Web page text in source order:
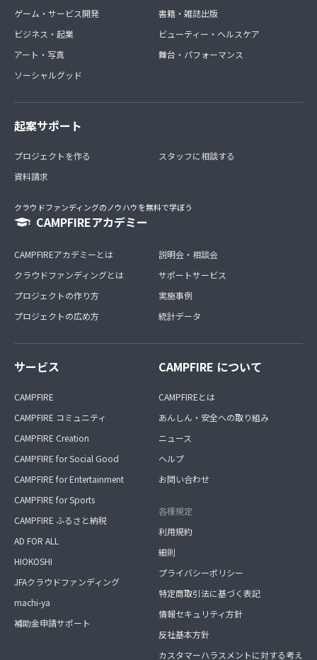
ゲーム・サービス開発
ビジネス・起業
アート・写真
ソーシャルグッド
書籍・雑誌出版
ビューティー・ヘルスケア
舞台・パフォーマンス
起案サポート
プロジェクトを作る
資料請求
スタッフに相談する
クラウドファンディングのノウハウを無料で学ぼう
CAMPFIREアカデミー
CAMPFIREアカデミーとは
クラウドファンディングとは
プロジェクトの作り方
プロジェクトの広め方
説明会・相談会
サポートサービス
実施事例
統計データ
サービス
CAMPFIRE
CAMPFIRE コミュニティ
CAMPFIRE Creation
CAMPFIRE for Social Good
CAMPFIRE for Entertainment
CAMPFIRE for Sports
CAMPFIRE ふるさと納税
AD FOR ALL
HIOKOSHI
JFAクラウドファンディング
machi-ya
補助金申請サポート
CAMPFIRE について
CAMPFIREとは
あんしん・安全への取り組み
ニュース
ヘルプ
お問い合わせ
各種規定
利用規約
細則
プライバシーポリシー
特定商取引法に基づく表記
情報セキュリティ方針
反社基本方針
カスタマーハラスメントに対する考え